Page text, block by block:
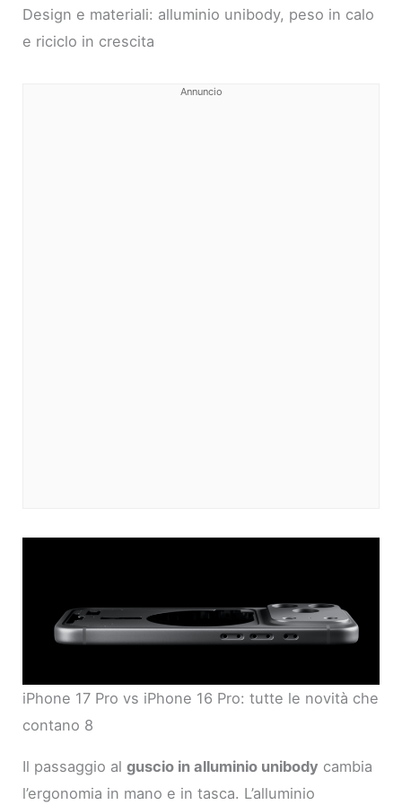
Design e materiali: alluminio unibody, peso in calo
e riciclo in crescita
Annuncio
iPhone 17 Pro vs iPhone 16 Pro: tutte le novità che
contano 8
Il passaggio alguscio in alluminio unibody cambia
l’ergonomia in mano e in tasca. L’alluminio